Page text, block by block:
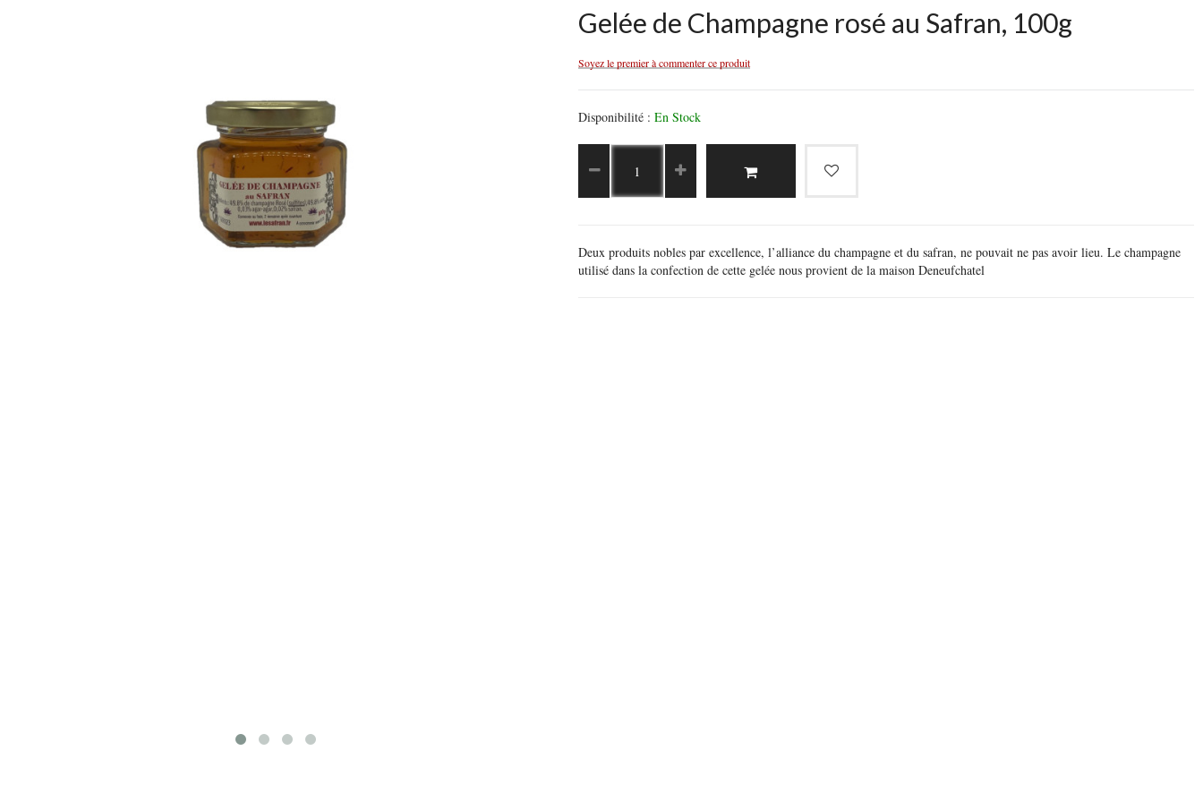
Gelée de Champagne rosé au Safran, 100g
Soyez le premier à commenter ce produit
Disponibilité : En Stock
Deux produits nobles par excellence, l’alliance du champagne et du safran, ne pouvait ne pas avoir lieu. Le champagne
utilisé dans la confection de cette gelée nous provient de la maison Deneufchatel